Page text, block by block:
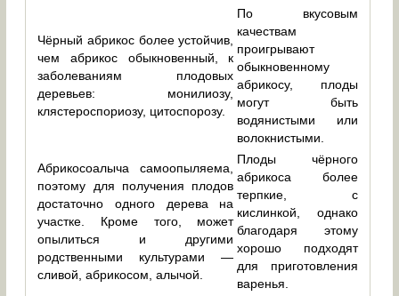
Чёрный абрикос более устойчив,
чем абрикос обыкновенный, к
заболеваниям плодовых
деревьев: монилиозу,
клястероспориозу, цитоспорозу.
По вкусовым
качествам
проигрывают
обыкновенному
абрикосу, плоды
могут быть
водянистыми или
волокнистыми.
Абрикосоалыча самоопыляема,
поэтому для получения плодов
достаточно одного дерева на
участке. Кроме того, может
опылиться и другими
родственными культурами —
сливой, абрикосом, алычой.
Плоды чёрного
абрикоса более
терпкие, с
кислинкой, однако
благодаря этому
хорошо подходят
для приготовления
варенья.